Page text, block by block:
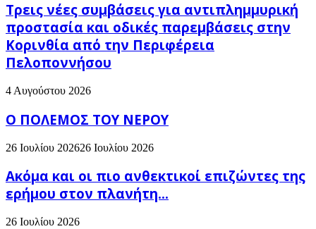
Τρεις νέες συμβάσεις για αντιπλημμυρική
προστασία και οδικές παρεμβάσεις στην
Κορινθία από την Περιφέρεια
Πελοποννήσου
4 Αυγούστου 2026
Ο ΠΟΛΕΜΟΣ ΤΟΥ ΝΕΡΟΥ
26 Ιουλίου 202626 Ιουλίου 2026
Ακόμα και οι πιο ανθεκτικοί επιζώντες της
ερήμου στον πλανήτη...
26 Ιουλίου 2026